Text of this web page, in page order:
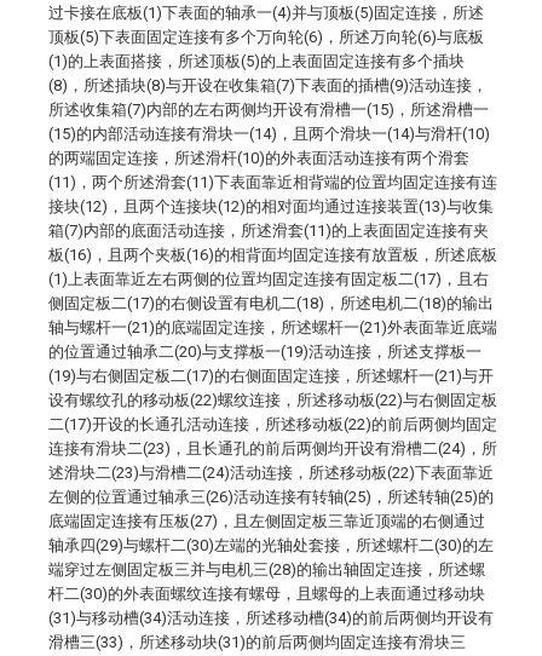
过卡接在底板(1)下表面的轴承一(4)并与顶板(5)固定连接，所述
顶板(5)下表面固定连接有多个万向轮(6)，所述万向轮(6)与底板
(1)的上表面搭接，所述顶板(5)的上表面固定连接有多个插块
(8)，所述插块(8)与开设在收集箱(7)下表面的插槽(9)活动连接，
所述收集箱(7)内部的左右两侧均开设有滑槽一(15)，所述滑槽一
(15)的内部活动连接有滑块一(14)，且两个滑块一(14)与滑杆(10)
的两端固定连接，所述滑杆(10)的外表面活动连接有两个滑套
(11)，两个所述滑套(11)下表面靠近相背端的位置均固定连接有连
接块(12)，且两个连接块(12)的相对面均通过连接装置(13)与收集
箱(7)内部的底面活动连接，所述滑套(11)的上表面固定连接有夹
板(16)，且两个夹板(16)的相背面均固定连接有放置板，所述底板
(1)上表面靠近左右两侧的位置均固定连接有固定板二(17)，且右
侧固定板二(17)的右侧设置有电机二(18)，所述电机二(18)的输出
轴与螺杆一(21)的底端固定连接，所述螺杆一(21)外表面靠近底端
的位置通过轴承二(20)与支撑板一(19)活动连接，所述支撑板一
(19)与右侧固定板二(17)的右侧面固定连接，所述螺杆一(21)与开
设有螺纹孔的移动板(22)螺纹连接，所述移动板(22)与右侧固定板
二(17)开设的长通孔活动连接，所述移动板(22)的前后两侧均固定
连接有滑块二(23)，且长通孔的前后两侧均开设有滑槽二(24)，所
述滑块二(23)与滑槽二(24)活动连接，所述移动板(22)下表面靠近
左侧的位置通过轴承三(26)活动连接有转轴(25)，所述转轴(25)的
底端固定连接有压板(27)，且左侧固定板三靠近顶端的右侧通过
轴承四(29)与螺杆二(30)左端的光轴处套接，所述螺杆二(30)的左
端穿过左侧固定板三并与电机三(28)的输出轴固定连接，所述螺
杆二(30)的外表面螺纹连接有螺母，且螺母的上表面通过移动块
(31)与移动槽(34)活动连接，所述移动槽(34)的前后两侧均开设有
滑槽三(33)，所述移动块(31)的前后两侧均固定连接有滑块三